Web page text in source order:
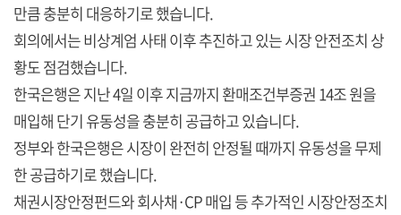
만큼 충분히 대응하기로 했습니다.
회의에서는 비상계엄 사태 이후 추진하고 있는 시장 안전조치 상
황도 점검했습니다.
한국은행은 지난 4일 이후 지금까지 환매조건부증권 14조 원을
매입해 단기 유동성을 충분히 공급하고 있습니다.
정부와 한국은행은 시장이 완전히 안정될 때까지 유동성을 무제
한 공급하기로 했습니다.
채권시장안정펀드와 회사채·CP 매입 등 추가적인 시장안정조치